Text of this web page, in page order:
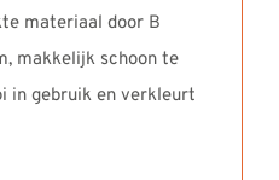
materiaal door B
makkelijk schoon te
in gebruik en verkleurt